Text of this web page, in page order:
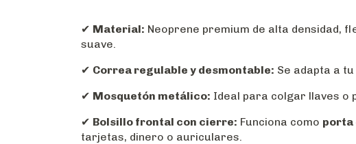
✔ Material: Neoprene premium de alta densidad,
suave.
✔ Correa regulable y desmontable: Se adapta a
✔ Mosquetón metálico: Ideal para colgar llaves o
✔ Bolsillo frontal con cierre: Funciona como porta
tarjetas, dinero o auriculares.